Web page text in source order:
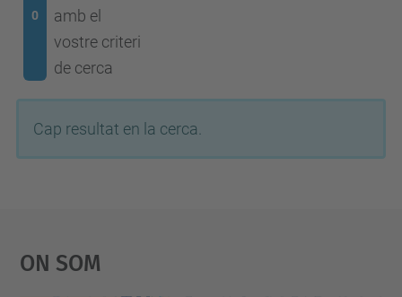
0
amb el
vostre criteri
de cerca
Cap resultat en la cerca.
On Som